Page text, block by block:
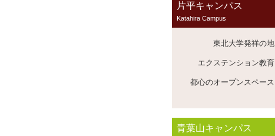
片平キャンパス
Katahira Campus
東北大学発祥の地
エクステンション教育
都心のオープンスペース
青葉山キャンパス